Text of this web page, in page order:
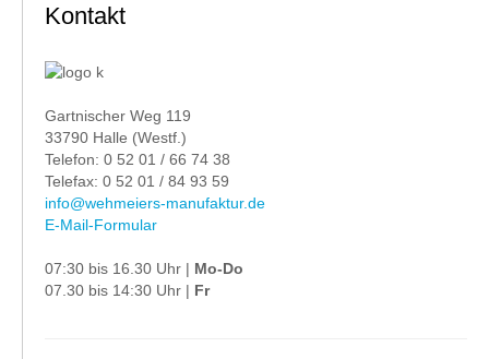
Kontakt
Gartnischer Weg 119
33790 Halle (Westf.)
Telefon: 0 52 01 / 66 74 38
Telefax: 0 52 01 / 84 93 59
info@wehmeiers-manufaktur.de
E-Mail-Formular
07:30 bis 16.30 Uhr | Mo-Do
07.30 bis 14:30 Uhr | Fr